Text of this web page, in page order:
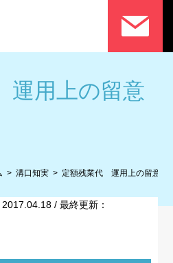
用上の留意
溝口知実 定額残業代 運用上の留意点
/ 最終更新：